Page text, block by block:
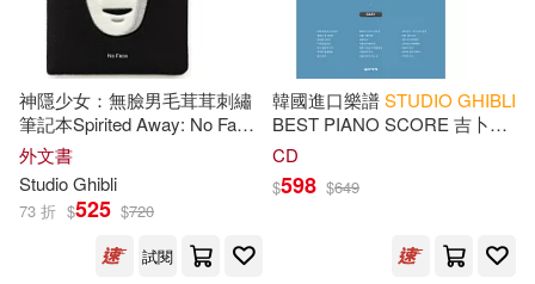
神隱少女：無臉男毛茸茸刺繡
筆記本Spirited Away: No Face
Plush Journal
外文書
StudioGhibli
73 折 $525 $720
試閱
韓國進口樂譜STUDIO GHIBLI
BEST PIANO SCORE 吉卜力
工作室簡易鋼琴譜 (韓國進口
CD
$598 $649